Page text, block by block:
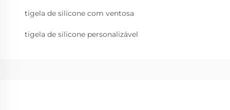
tigela de silicone com ventosa
tigela de silicone personalizável